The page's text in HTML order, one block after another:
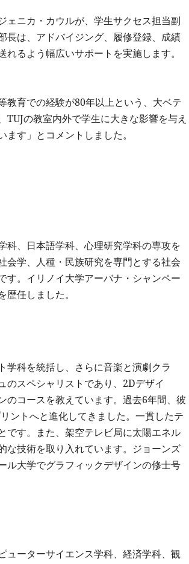
ェニカ・カウルが、学生サクセス担当副
長は、アドバイジング、履修登録、成績
るよう幅広いサポートを実施します。
教育での経験が80年以上という、大ベテ
の教室内外で学生に大きな影響を与え
す」とコメントしました。
科、日本語学科、心理研究学科の専攻を
会学、人種・民族研究を専門とする社会
す。イリノイ大学アーバナ・シャンペー
任しました。
学科を統括し、さらに音楽と演劇クラ
のスペシャリストであり、2Dデザイ
のコースを教えています。過去6年間、彼
ントへと進化してきました。一貫したテ
です。また、架空テレビ局に太陽エネル
な技術を取り入れています。ジョーンズ
ル大学でグラフィックデザインの修士号
ューターサイエンス学科、経済学科、観